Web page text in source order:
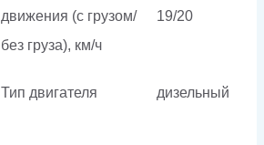
движения (с грузом/
без груза), км/ч
19/20
Тип двигателя дизельный